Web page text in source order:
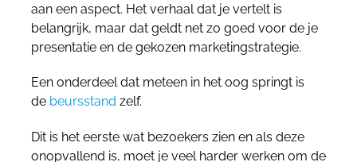
aan een aspect. Het verhaal dat je vertelt is
belangrijk, maar dat geldt net zo goed voor de je
presentatie en de gekozen marketingstrategie.
Een onderdeel dat meteen in het oog springt is
de beursstand zelf.
Dit is het eerste wat bezoekers zien en als deze
onopvallend is, moet je veel harder werken om de